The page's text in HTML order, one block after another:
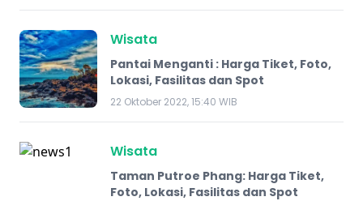
Wisata
Pantai Menganti : Harga Tiket, Foto,
Lokasi, Fasilitas dan Spot
22 Oktober 2022, 15:40 WIB
Wisata
Taman Putroe Phang: Harga Tiket,
Foto, Lokasi, Fasilitas dan Spot